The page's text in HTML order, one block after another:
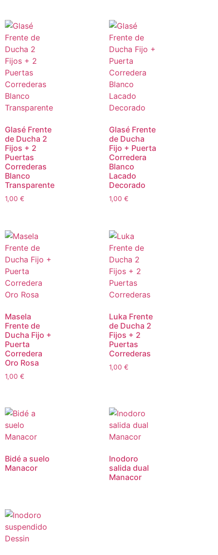
Glasé Frente
de Ducha 2
Fijos + 2
Puertas
Correderas
Blanco
Transparente
1,00 €
Glasé Frente
de Ducha
Fijo + Puerta
Corredera
Blanco
Lacado
Decorado
1,00 €
Masela
Frente de
Ducha Fijo +
Puerta
Corredera
Oro Rosa
1,00 €
Luka Frente
de Ducha 2
Fijos + 2
Puertas
Correderas
1,00 €
Bidé a suelo
Manacor
Inodoro
salida dual
Manacor